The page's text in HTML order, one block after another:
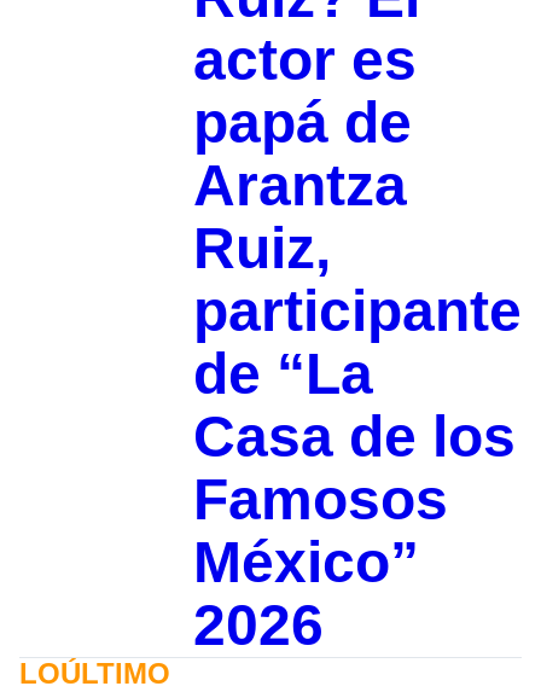
actor es
papá de
Arantza
Ruiz,
participante
de “La
Casa de los
Famosos
México”
2026
LOÚLTIMO